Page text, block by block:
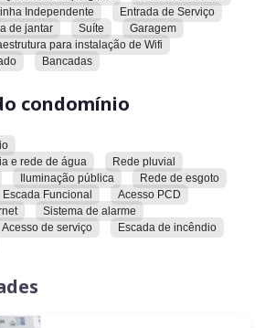
Independente
Entrada de Serviço
de jantar Suíte
Garagem
para instalação de Wifi
Bancadas
condomínio
e rede de água
Rede pluvial
Iluminação pública
Rede de esgoto
Escada Funcional
Acesso PCD
Sistema de alarme
Acesso de serviço
Escada de incêndio